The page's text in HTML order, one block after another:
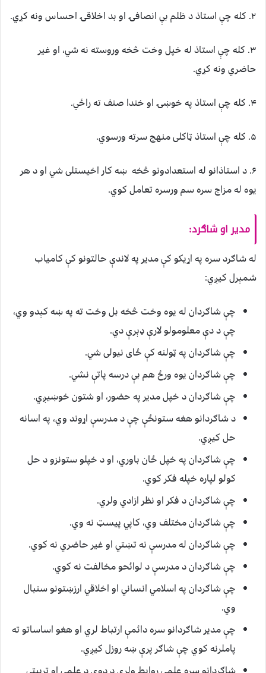
۲. کله چې استاذ د ظلم بې انصافۍ او بد اخلاقۍ احساس ونه کړي.
۳. کله چې استاذ له خپل وخت څخه وروسته نه شي، او غير
حاضري ونه کړي.
۴. کله چې استاذ په خوښۍ او خندا صنف ته راځي.
۵. کله چې استاذ ټاکلی منهج سرته ورسوي.
۶. د استاذانو له استعدادونو څخه ښه کار اخيستلی شي او د هر
يوه له مزاج سره سم ورسره تعامل کوي.
مدير او شاګرد:
له شاګرد سره په اړیکو کې مدير په لاندې حالتونو کې کامياب
شمېرل کيږي:
چې شاګردان له يوه وخت څخه بل وخت ته په ښه کېدو وي،
چې د دې معلومولو لارې ډېرې دي.
چې شاګردان په ټولنه کې ځای نيولی شي.
چې شاګردان يوه ورځ هم بې درسه پاتې نشي.
چې شاګردان د خپل مدير په حضور، او شتون خوښيږي.
د شاګردانو هغه ستونځې چې د مدرسې اړوند وي، په اسانه
حل کيږي.
چې شاګردان په خپل ځان باوري، او د خپلو ستونزو د حل
کولو لپاره خپله فکر کوي.
چې شاګردان د فکر او نظر ازادي ولري.
چې شاګردان مختلف وي، کاپي پيسټ نه وي.
چې شاګردان له مدرسې نه تښتي او غير حاضري نه کوي.
چې شاګردان د مدرسې د لوائحو مخالفت نه کوي.
چې شاګردان په اسلامي انساني او اخلاقي ارزښتونو سنبال
وي.
چې مدير شاګردانو سره دائمې ارتباط لري او هغو اساساتو ته
پاملرنه کوي چې شاګر پرې ښه روزل کيږي.